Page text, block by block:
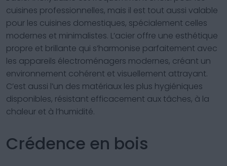
cuisines professionnelles, mais il est tout aussi valable
pour les cuisines domestiques, spécialement celles
modernes et minimalistes. L’acier offre une esthétique
propre et brillante qui s’harmonise parfaitement avec
les appareils électroménagers modernes, créant un
environnement cohérent et visuellement attrayant.
C’est aussi l’un des matériaux les plus hygiéniques
disponibles, résistant efficacement aux tâches, à la
chaleur et à l’humidité.
Crédence en bois